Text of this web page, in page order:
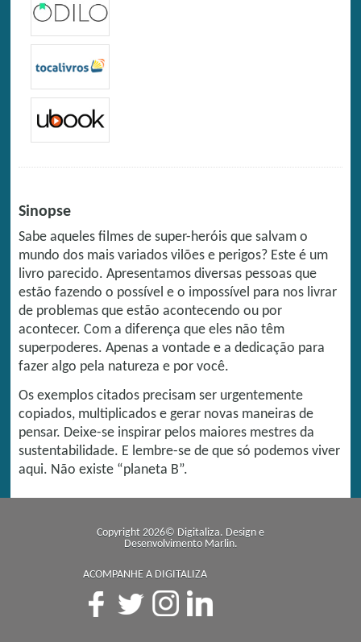
Sinopse
Sabe aqueles filmes de super-heróis que salvam o
mundo dos mais variados vilões e perigos? Este é um
livro parecido. Apresentamos diversas pessoas que
estão fazendo o possível e o impossível para nos livrar
de problemas que estão acontecendo ou por
acontecer. Com a diferença que eles não têm
superpoderes. Apenas a vontade e a dedicação para
fazer algo pela natureza e por você.
Os exemplos citados precisam ser urgentemente
copiados, multiplicados e gerar novas maneiras de
pensar. Deixe-se inspirar pelos maiores mestres da
sustentabilidade. E lembre-se de que só podemos viver
aqui. Não existe “planeta B”.
Copyright 2026© Digitaliza. Design e
Desenvolvimento Marlin.
ACOMPANHE A DIGITALIZA